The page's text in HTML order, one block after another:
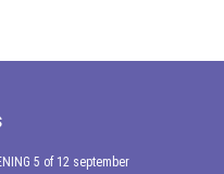
5 of 12 september